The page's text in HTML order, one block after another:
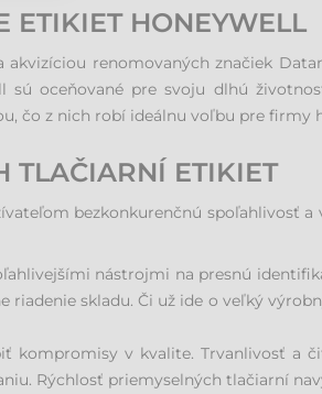
ETIKIET HONEYWELL
renomovaných značiek
sú oceňované pre svoju dlhú
čo z nich robí ideálnu voľbu pre firmy
TLAČIARNÍ ETIKIET
bezkonkurenčnú spoľahlivosť
nástrojmi na presnú
riadenie skladu. Či už ide o veľký
kompromisy v kvalite. Trvanlivosť a
Rýchlosť priemyselných tlačiarní